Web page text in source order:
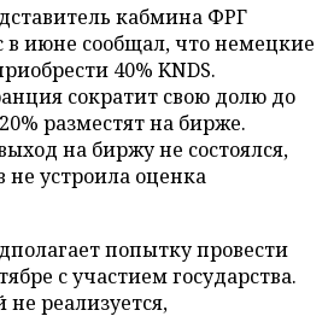
кабмина ФРГ
июне сообщал, что немецкие
40% KNDS.
сократит свою долю до
разместят на бирже.
на биржу не состоялся,
не устроила оценка
попытку провести
с участием государства.
не реализуется,